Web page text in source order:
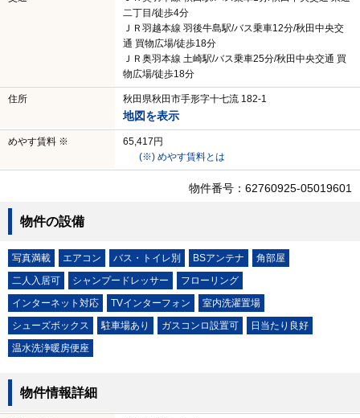
二丁目/徒歩4分
ＪＲ羽越本線 羽後牛島駅/バス乗車12分/秋田中央交
通 買物広場/徒歩18分
ＪＲ奥羽本線 土崎駅/バス乗車25分/秋田中央交通 買
物広場/徒歩18分
住所 秋田県秋田市手形字十七流 182-1
地図を表示
めやす賃料 ※
65,417円
(※) めやす賃料とは
物件番号：62760925-05019601
物件の設備
写真満載 エアコン バス・トイレ別 BSアンテナ
角部屋
二人入居可
シャンプードレッサー
フローリング
インターネット対応
TVインターフォン
室内洗濯置場
シューズボックス
駐車場あり ガスコンロ設置可
日当たり良好
温水洗浄暖房便座
物件情報詳細